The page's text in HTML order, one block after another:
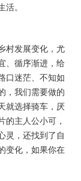
。
发展变化，尤
、循序渐进，给
口迷茫、不知如
，我们需要做的
就选择骑车，厌
的主人公小可，
灵，还找到了自
变化，如果你在